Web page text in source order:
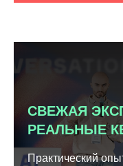
СВЕЖАЯ
РЕАЛЬНЫЕ
Практический